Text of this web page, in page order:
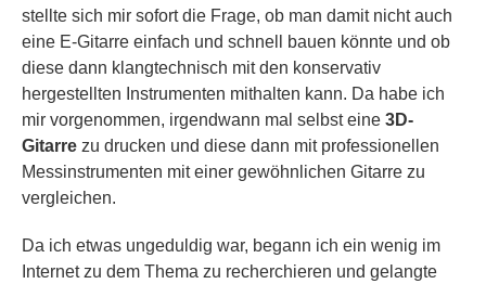
stellte sich mir sofort die Frage, ob man damit nicht auch
eine E-Gitarre einfach und schnell bauen könnte und ob
diese dann klangtechnisch mit den konservativ
hergestellten Instrumenten mithalten kann. Da habe ich
mir vorgenommen, irgendwann mal selbst eine 3D-
Gitarre zu drucken und diese dann mit professionellen
Messinstrumenten mit einer gewöhnlichen Gitarre zu
vergleichen.
Da ich etwas ungeduldig war, begann ich ein wenig im
Internet zu dem Thema zu recherchieren und gelangte